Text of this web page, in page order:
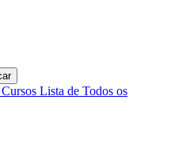
Lista de Todos os